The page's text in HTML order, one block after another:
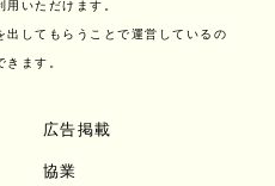
いただけます。
してもらうことで運営しているの
ます。
広告掲載
協業